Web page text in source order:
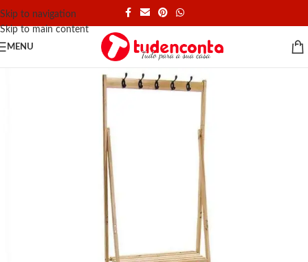
Skip to navigation
Skip to main content
MENU